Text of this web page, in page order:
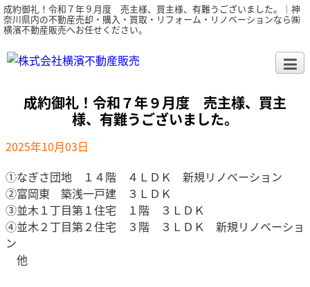
成約御礼！令和７年９月度 売主様、買主様、有難うございました。｜神
奈川県内の不動産売却・購入・買取・リフォーム・リノベーションなら㈱
横濱不動産販売へお任せください。
成約御礼！令和７年９月度 売主様、買主
様、有難うございました。
2025年10月03日
①なぎさ団地 １４階 ４ＬＤＫ 新規リノベーション
②富岡東 築浅一戸建 ３ＬＤＫ
③並木１丁目第１住宅 １階 ３ＬＤＫ
④並木２丁目第２住宅 ３階 ３ＬＤＫ 新規リノベーショ
ン
他